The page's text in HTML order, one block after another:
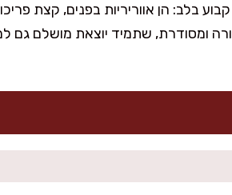
בלב: הן אווריריות בפנים, קצת
ומסודרת, שתמיד יוצאת מושלם גם